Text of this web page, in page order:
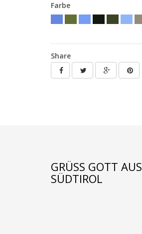
Farbe
Share
GRÜSS GOTT AUS S
ÜDTIROL